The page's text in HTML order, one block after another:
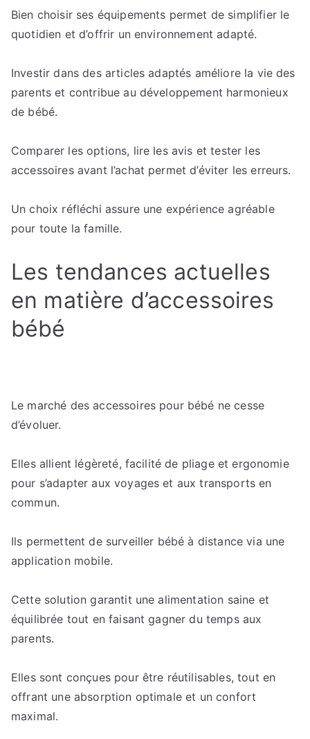
Bien choisir ses équipements permet de simplifier le
quotidien et d’offrir un environnement adapté.
Investir dans des articles adaptés améliore la vie des
parents et contribue au développement harmonieux
de bébé.
Comparer les options, lire les avis et tester les
accessoires avant l’achat permet d’éviter les erreurs.
Un choix réfléchi assure une expérience agréable
pour toute la famille.
Les tendances actuelles
en matière d’accessoires
bébé
Le marché des accessoires pour bébé ne cesse
d’évoluer.
Elles allient légèreté, facilité de pliage et ergonomie
pour s’adapter aux voyages et aux transports en
commun.
Ils permettent de surveiller bébé à distance via une
application mobile.
Cette solution garantit une alimentation saine et
équilibrée tout en faisant gagner du temps aux
parents.
Elles sont conçues pour être réutilisables, tout en
offrant une absorption optimale et un confort
maximal.